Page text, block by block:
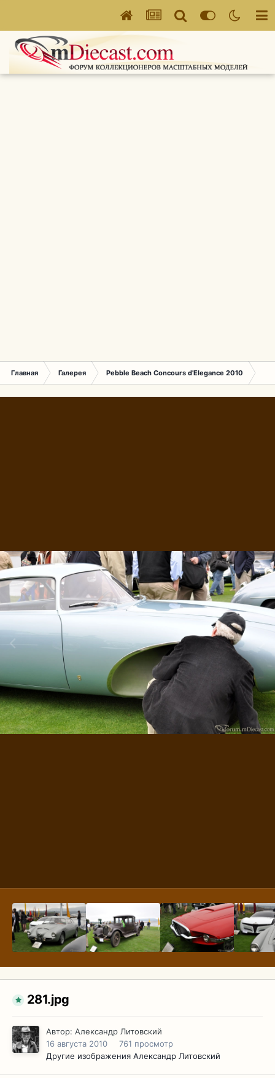
Главная Галерея Pebble Beach Concours d'Elegance 2010
281.jpg
Автор: Александр Литовский
16 августа 2010
761 просмотр
Другие изображения Александр Литовский